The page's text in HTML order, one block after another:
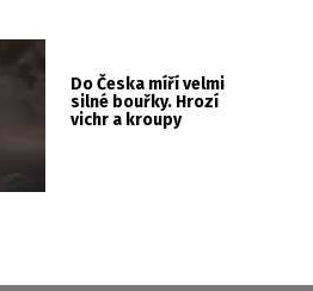
Do Česka míří velmi
silné bouřky. Hrozí
vichr a kroupy